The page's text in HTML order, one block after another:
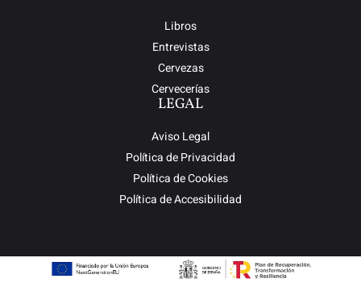
Libros
Entrevistas
Cervezas
Cervecerías
LEGAL
Aviso Legal
Política de Privacidad
Política de Cookies
Política de Accesibilidad